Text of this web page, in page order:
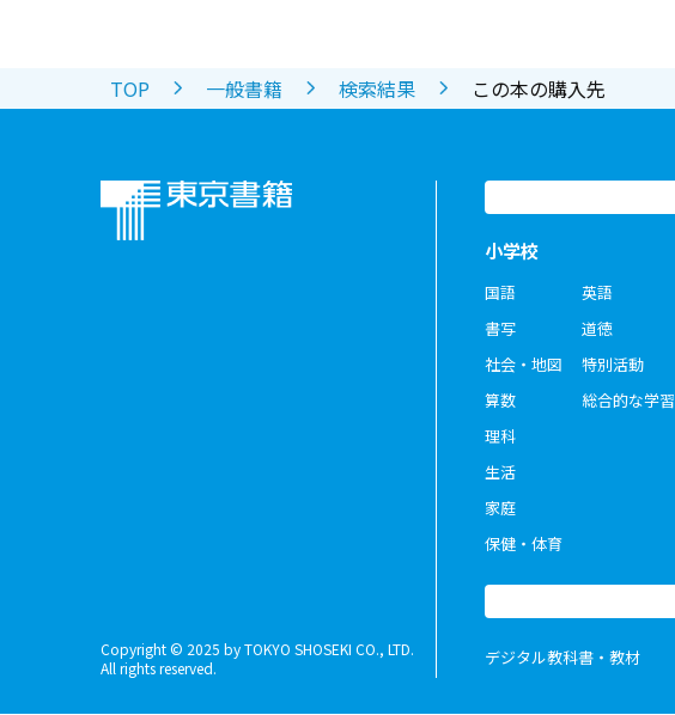
TOP 一般書籍 検索結果 この本の購入先
Copyright © 2025 by TOKYO SHOSEKI CO., LTD.
All rights reserved.
小学校
国語
書写
社会・地図
算数
理科
生活
家庭
保健・体育
英語
道徳
特別活動
総合的な学習
デジタル教科書・教材